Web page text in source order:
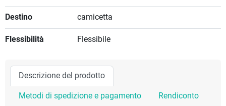
Destino camicetta
Flessibilità Flessibile
Descrizione del prodotto
Metodi di spedizione e pagamento Rendiconto